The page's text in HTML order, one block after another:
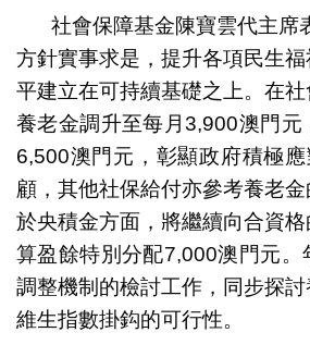
社會保障基金陳寶雲代主席
方針實事求是，提升各項民生
平建立在可持續基礎之上。在
養老金調升至每月3,900澳門元
6,500澳門元，彰顯政府積極應
顧，其他社保給付亦參考養老
於央積金方面，將繼續向合資
算盈餘特別分配7,000澳門元。
調整機制的檢討工作，同步探
維生指數掛鈎的可行性。